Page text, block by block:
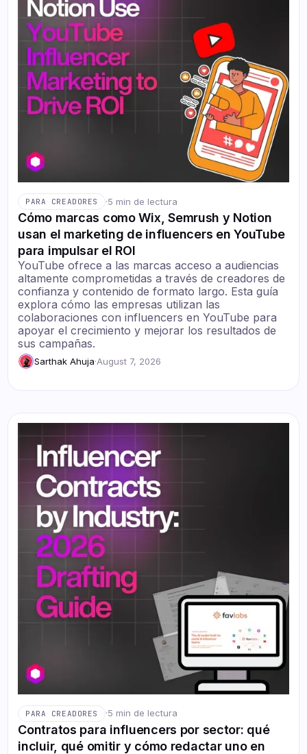
PARA CREADORES ·5 min de lectura
Cómo marcas como Wix, Semrush y Notion
usan el marketing de influencers en YouTube
para impulsar el ROI
YouTube ofrece a las marcas acceso a audiencias
altamente comprometidas a través de creadores de
confianza y contenido de formato largo. Esta guía
explora cómo las empresas utilizan las
colaboraciones con influencers en YouTube para
apoyar el crecimiento y mejorar los resultados de
sus campañas.
Sarthak Ahuja·August 7, 2026
PARA CREADORES ·5 min de lectura
Contratos para influencers por sector: qué
incluir, qué omitir y cómo redactar uno en